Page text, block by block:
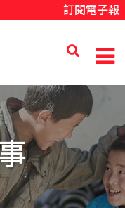
訂閱電子報